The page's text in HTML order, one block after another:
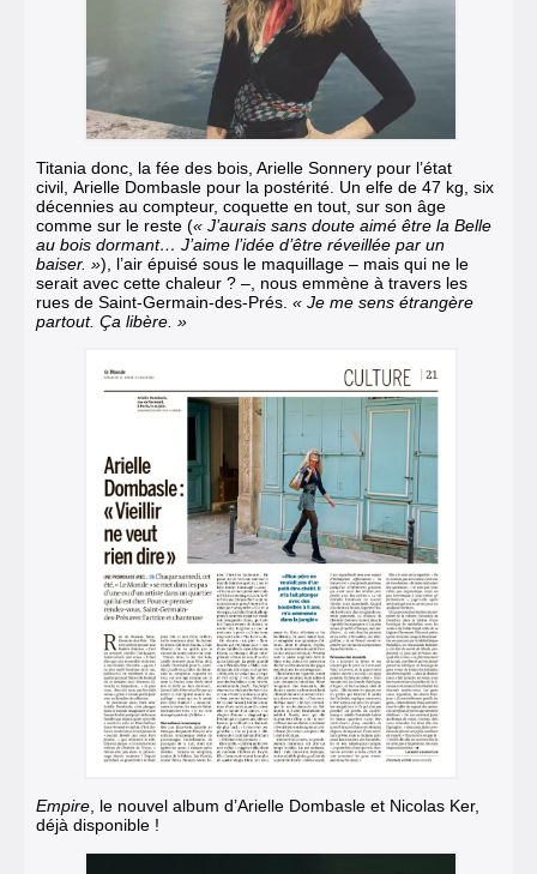
Titania donc, la fée des bois, Arielle Sonnery pour l’état
civil, Arielle Dombasle pour la postérité. Un elfe de 47 kg, six
décennies au compteur, coquette en tout, sur son âge
comme sur le reste (« J’aurais sans doute aimé être la Belle
au bois dormant… J’aime l’idée d’être réveillée par un
baiser. »), l’air épuisé sous le maquillage – mais qui ne le
serait avec cette chaleur ? –, nous emmène à travers les
rues de Saint-Germain-des-Prés. « Je me sens étrangère
partout. Ça libère. »
Empire, le nouvel album d’Arielle Dombasle et Nicolas Ker,
déjà disponible !